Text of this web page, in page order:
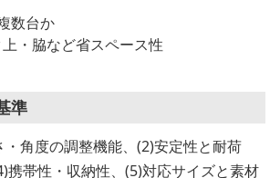
数台か
上・脇など省スペース性
準
角度の調整機能、(2)安定性と耐荷
携帯性・収納性、(5)対応サイズと素材